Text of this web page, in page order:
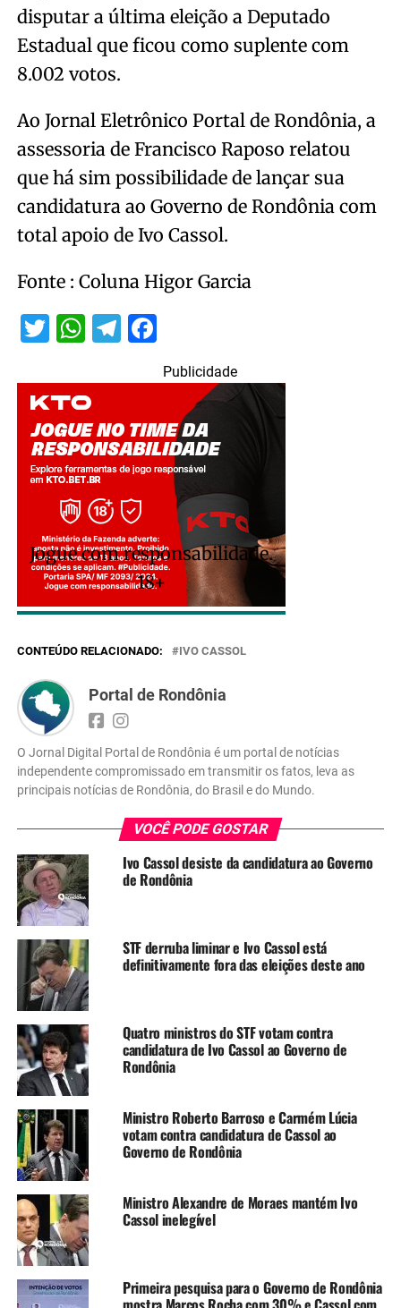
disputar a última eleição a Deputado
Estadual que ficou como suplente com
8.002 votos.
Ao Jornal Eletrônico Portal de Rondônia, a
assessoria de Francisco Raposo relatou
que há sim possibilidade de lançar sua
candidatura ao Governo de Rondônia com
total apoio de Ivo Cassol.
Fonte : Coluna Higor Garcia
Twitter
WhatsApp
Telegram
Facebook
Publicidade
Jogue com responsabilidade.
18+
CONTEÚDO RELACIONADO: IVO CASSOL
Portal de Rondônia
O Jornal Digital Portal de Rondônia é um portal de notícias
independente compromissado em transmitir os fatos, leva as
principais notícias de Rondônia, do Brasil e do Mundo.
VOCÊ PODE GOSTAR
Ivo Cassol desiste da candidatura ao Governo
de Rondônia
STF derruba liminar e Ivo Cassol está
definitivamente fora das eleições deste ano
Quatro ministros do STF votam contra
candidatura de Ivo Cassol ao Governo de
Rondônia
Ministro Roberto Barroso e Carmém Lúcia
votam contra candidatura de Cassol ao
Governo de Rondônia
Ministro Alexandre de Moraes mantém Ivo
Cassol inelegível
Primeira pesquisa para o Governo de Rondônia